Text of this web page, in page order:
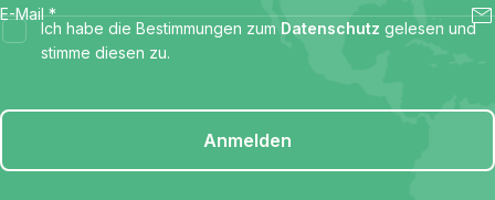
E-Mail *
Ich habe die Bestimmungen zum Datenschutz gelesen und
stimme diesen zu.
Anmelden